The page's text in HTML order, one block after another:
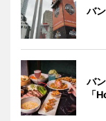
バ
バ
「